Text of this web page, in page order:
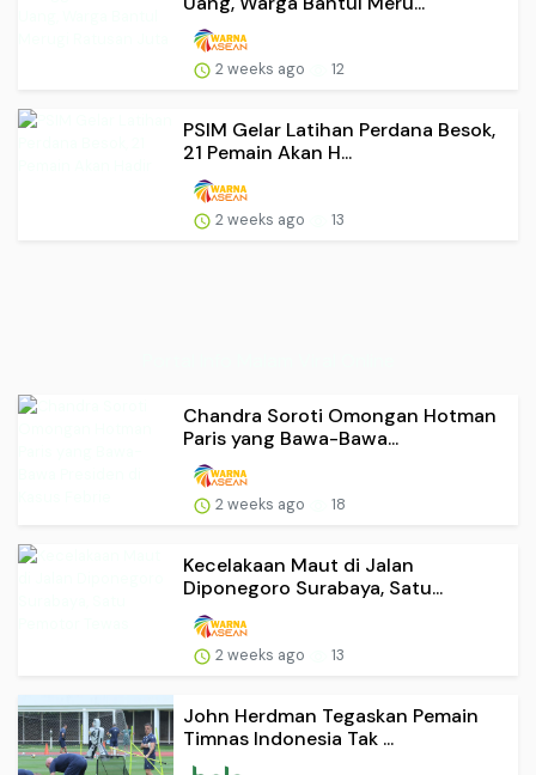
2 weeks ago 12
PSIM Gelar Latihan Perdana Besok,
21 Pemain Akan H...
2 weeks ago 13
Chandra Soroti Omongan Hotman
Paris yang Bawa-Bawa...
2 weeks ago 18
Kecelakaan Maut di Jalan
Diponegoro Surabaya, Satu...
2 weeks ago 13
John Herdman Tegaskan Pemain
Timnas Indonesia Tak ...